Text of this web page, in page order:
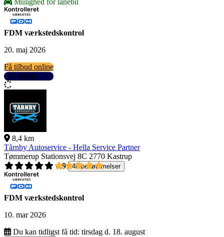
Mulighed for lånebil
FDM værkstedskontrol
20. maj 2026
Få tilbud online
Se detaljer
8,4 km
Tårnby Autoservice - Hella Service Partner
Tømmerup Stationsvej 8C 2770 Kastrup
4,9
40 bedømmelser
FDM værkstedskontrol
10. mar 2026
Du kan tidligst få tid: tirsdag d. 18. august